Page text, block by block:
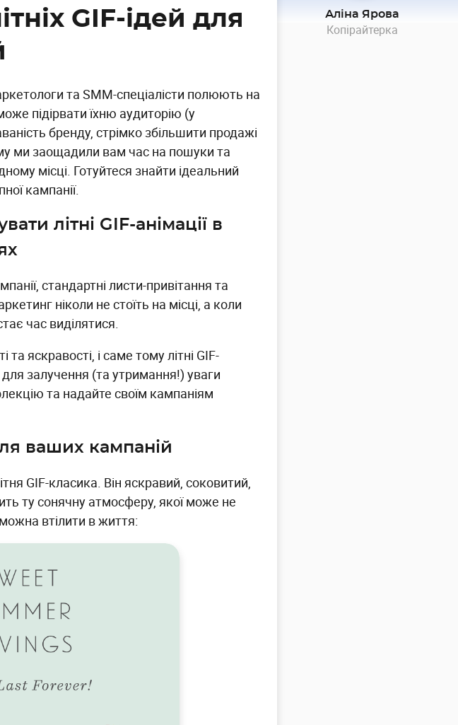
GIF-ідей для
та SMM-спеціалісти полюють на
підірвати їхню аудиторію (у
бренду, стрімко збільшити продажі
ми заощадили вам час на пошуки та
місці. Готуйтеся знайти ідеальний
кампанії.
літні GIF-анімації в
стандартні листи-привітання та
ніколи не стоїть на місці, а коли
час виділятися.
яскравості, і саме тому літні GIF-
залучення (та утримання!) уваги
та надайте своїм кампаніям
ваших кампаній
GIF-класика. Він яскравий, соковитий,
ту сонячну атмосферу, якої може не
втілити в життя:
Аліна Ярова
Копірайтерка